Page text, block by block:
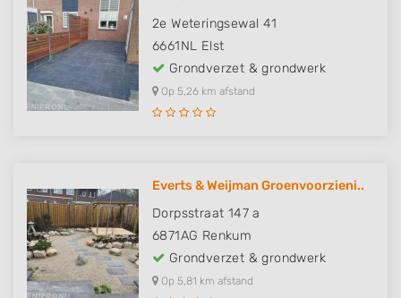
2e Weteringsewal 41
6661NL Elst
Grondverzet & grondwerk
Op 5,26 km afstand
Everts & Weijman Groenvoorzieni..
Dorpsstraat 147 a
6871AG Renkum
Grondverzet & grondwerk
Op 5,81 km afstand